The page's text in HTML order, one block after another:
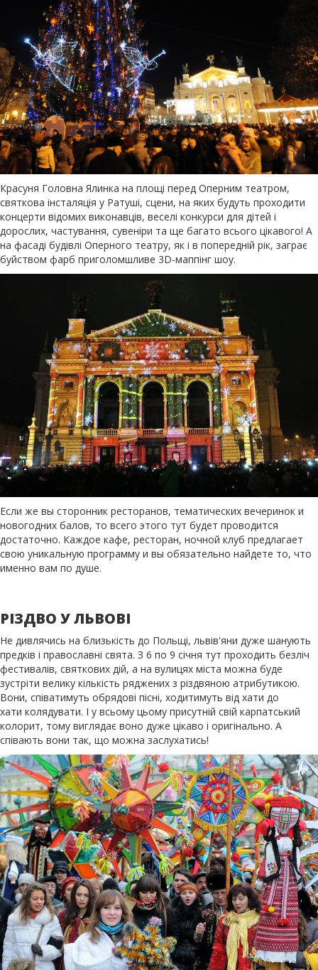
Красуня Головна Ялинка на площі перед Оперним театром,
святкова інсталяція у Ратуші, сцени, на яких будуть проходити
концерти відомих виконавців, веселі конкурси для дітей і
дорослих, частування, сувеніри та ще багато всього цікавого! А
на фасаді будівлі Оперного театру, як і в попередній рік, заграє
буйством фарб приголомшливе 3D-маппінг шоу.
Если же вы сторонник ресторанов, тематических вечеринок и
новогодних балов, то всего этого тут будет проводится
достаточно. Каждое кафе, ресторан, ночной клуб предлагает
свою уникальную программу и вы обязательно найдете то, что
именно вам по душе.
РІЗДВО У ЛЬВОВІ
Не дивлячись на близькість до Польщі, львів'яни дуже шанують
предків і православні свята. З 6 по 9 січня тут проходить безліч
фестивалів, святкових дій, а на вулицях міста можна буде
зустріти велику кількість ряджених з різдвяною атрибутикою.
Вони, співатимуть обрядові пісні, ходитимуть від хати до
хати колядувати. І у всьому цьому присутній свій карпатський
колорит, тому виглядає воно дуже цікаво і оригінально. А
співають вони так, що можна заслухатись!